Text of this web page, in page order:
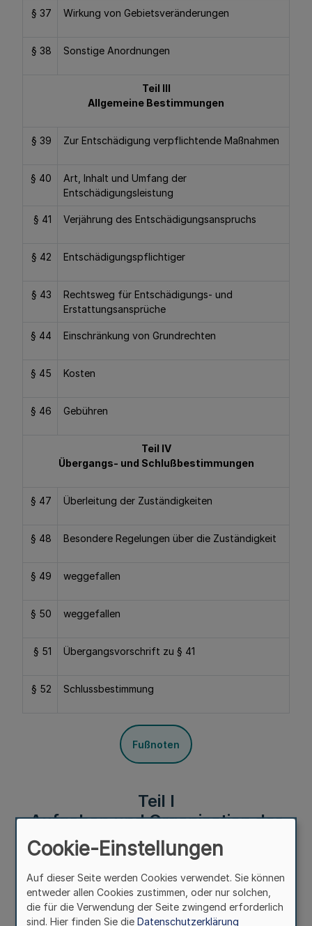
§ 37 Wirkung von Gebietsveränderungen
§ 38 Sonstige Anordnungen
Teil III
Allgemeine Bestimmungen
§ 39 Zur Entschädigung verpflichtende Maßnahmen
§ 40
Art, Inhalt und Umfang der
Entschädigungsleistung
§ 41 Verjährung des Entschädigungsanspruchs
§ 42 Entschädigungspflichtiger
§ 43
Rechtsweg für Entschädigungs- und
Erstattungsansprüche
§ 44 Einschränkung von Grundrechten
§ 45 Kosten
§ 46 Gebühren
Teil IV
Übergangs- und Schlußbestimmungen
§ 47 Überleitung der Zuständigkeiten
§ 48 Besondere Regelungen über die Zuständigkeit
§ 49 weggefallen
§ 50 weggefallen
§ 51 Übergangsvorschrift zu § 41
§ 52 Schlussbestimmung
Fußnoten
Teil I
Aufgaben und Organisation der
Ordnungsbehörden
§ 1
Aufgaben der Ordnungsbehörden
Mehr
Cookie-Einstellungen
Auf dieser Seite werden Cookies verwendet. Sie können
entweder allen Cookies zustimmen, oder nur solchen,
die für die Verwendung der Seite zwingend erforderlich
sind. Hier finden Sie die Datenschutzerklärung